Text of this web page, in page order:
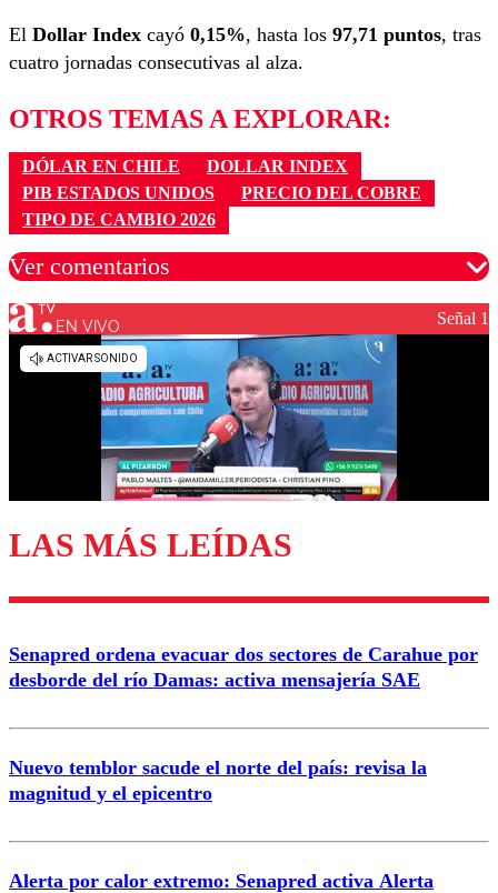
El Dollar Index cayó 0,15%, hasta los 97,71 puntos, tras
cuatro jornadas consecutivas al alza.
OTROS TEMAS A EXPLORAR:
DÓLAR EN CHILE
DOLLAR INDEX
PIB ESTADOS UNIDOS
PRECIO DEL COBRE
TIPO DE CAMBIO 2026
Ver comentarios
Los comentarios son moderados para garantizar un
diálogo respetuoso.
Enviar comentario
EN VIVO Señal 1
LAS MÁS LEÍDAS
Senapred ordena evacuar dos sectores de Carahue por
desborde del río Damas: activa mensajería SAE
Nuevo temblor sacude el norte del país: revisa la
magnitud y el epicentro
Alerta por calor extremo: Senapred activa Alerta